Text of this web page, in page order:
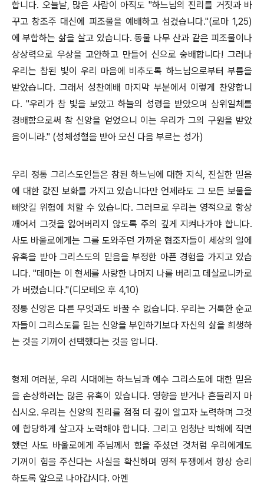
합니다. 오늘날, 많은 사람이 아직도 "하느님의 진리를 거짓과 바
꾸고 창조주 대신에 피조물을 예배하고 섬겼습니다."(로마 1,25)
에 부합하는 삶을 살고 있습니다. 동물 나무 산과 같은 피조물이나
상상력으로 우상을 고안하고 만들어 신으로 숭배합니다! 그러나
우리는 참된 빛이 우리 마음에 비추도록 하느님으로부터 부름을
받았습니다. 그래서 성찬예배 마지막 부분에서 이렇게 찬양합니
다. "우리가 참 빛을 보았고 하늘의 성령을 받았으며 삼위일체를
경배함으로써 참 신앙을 얻었으니 이는 우리가 그의 구원을 받았
음이니라." (성체성혈을 받아 모신 다음 부르는 성가)
우리 정통 그리스도인들은 참된 하느님에 대한 지식, 진실한 믿음
에 대한 값진 보화를 가지고 있습니다만 언제라도 그 모든 보물을
빼앗길 위험에 처할 수 있습니다. 그러므로 우리는 영적으로 항상
깨어서 그것을 잃어버리지 않도록 주의 깊게 지켜나가야 합니다.
사도 바울로에게는 그를 도와주던 가까운 협조자들이 세상의 일에
유혹을 받아 그리스도의 믿음을 부정한 아픈 경험을 가지고 있습
니다. "데마는 이 현세를 사랑한 나머지 나를 버리고 데살로니카로
가 버렸습니다."(디모테오 후 4,10)
정통 신앙은 다른 무엇과도 바꿀 수 없습니다. 우리는 거룩한 순교
자들이 그리스도를 믿는 신앙을 부인하기보다 자신의 삶을 희생하
는 것을 기꺼이 선택했다는 것을 압니다.
형제 여러분, 우리 시대에는 하느님과 예수 그리스도에 대한 믿음
을 손상하려는 많은 유혹이 있습니다. 영향을 받거나 흔들리지 마
십시오. 우리는 신앙의 진리를 점점 더 깊이 알고자 노력하며 그것
에 합당하게 살고자 노력해야 합니다. 그리고 엄청난 박해에 직면
했던 사도 바울로에게 주님께서 힘을 주셨던 것처럼 우리에게도
기꺼이 힘을 주신다는 사실을 확신하며 영적 투쟁에서 항상 승리
하도록 앞으로 나아갑시다. 아멘